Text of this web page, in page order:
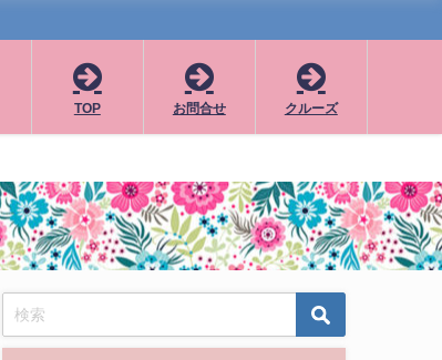
TOP お問合せ クルーズ